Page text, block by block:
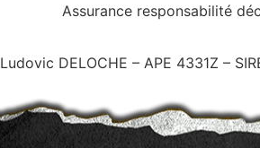
Assurance responsabilité
Ludovic DELOCHE – APE 4331Z –